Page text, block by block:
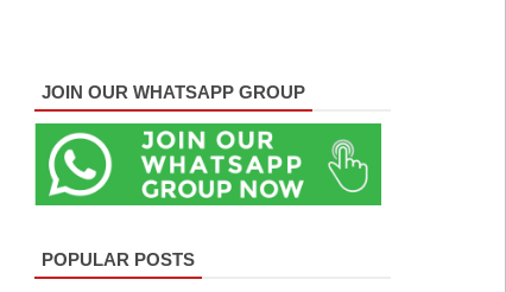
JOIN OUR WHATSAPP GROUP
POPULAR POSTS